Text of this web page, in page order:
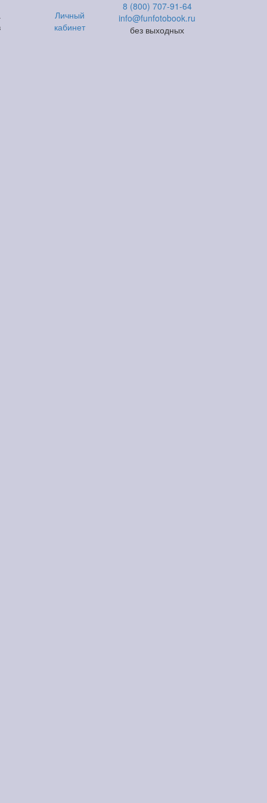
Личный
кабинет
8 (800) 707-91-64
info@funfotobook.ru
без выходных